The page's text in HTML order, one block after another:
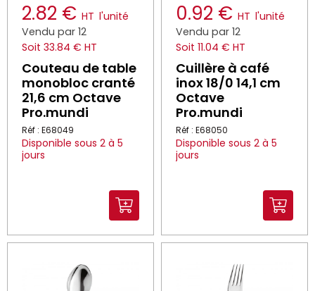
2.82 € HT l'unité
Vendu par 12
Soit 33.84 € HT
Couteau de table
monobloc cranté
21,6 cm Octave
Pro.mundi
Réf : E68049
Disponible sous 2 à 5
jours
0.92 € HT l'unité
Vendu par 12
Soit 11.04 € HT
Cuillère à café
inox 18/0 14,1 cm
Octave
Pro.mundi
Réf : E68050
Disponible sous 2 à 5
jours